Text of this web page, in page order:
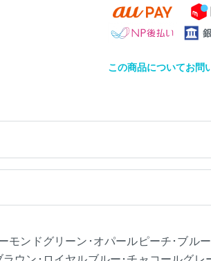
この商品についてお問
ンドグリーン･オパールピーチ･ブルー